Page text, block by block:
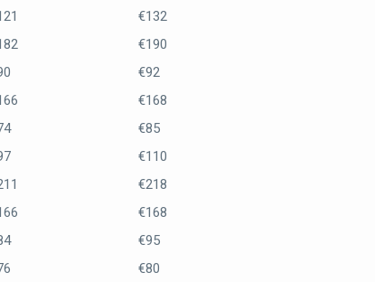
€132
€190
€92
€168
€85
€110
€218
€168
€95
€80